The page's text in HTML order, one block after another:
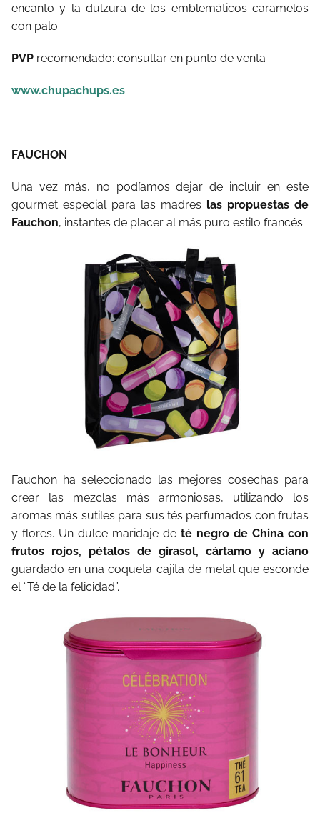
encanto y la dulzura de los emblemáticos caramelos
con palo.
PVP recomendado: consultar en punto de venta
www.chupachups.es
FAUCHON
Una vez más, no podíamos dejar de incluir en este
gourmet especial para las madres las propuestas de
Fauchon, instantes de placer al más puro estilo francés.
Fauchon ha seleccionado las mejores cosechas para
crear las mezclas más armoniosas, utilizando los
aromas más sutiles para sus tés perfumados con frutas
y flores. Un dulce maridaje de té negro de China con
frutos rojos, pétalos de girasol, cártamo y aciano
guardado en una coqueta cajita de metal que esconde
el “Té de la felicidad”.